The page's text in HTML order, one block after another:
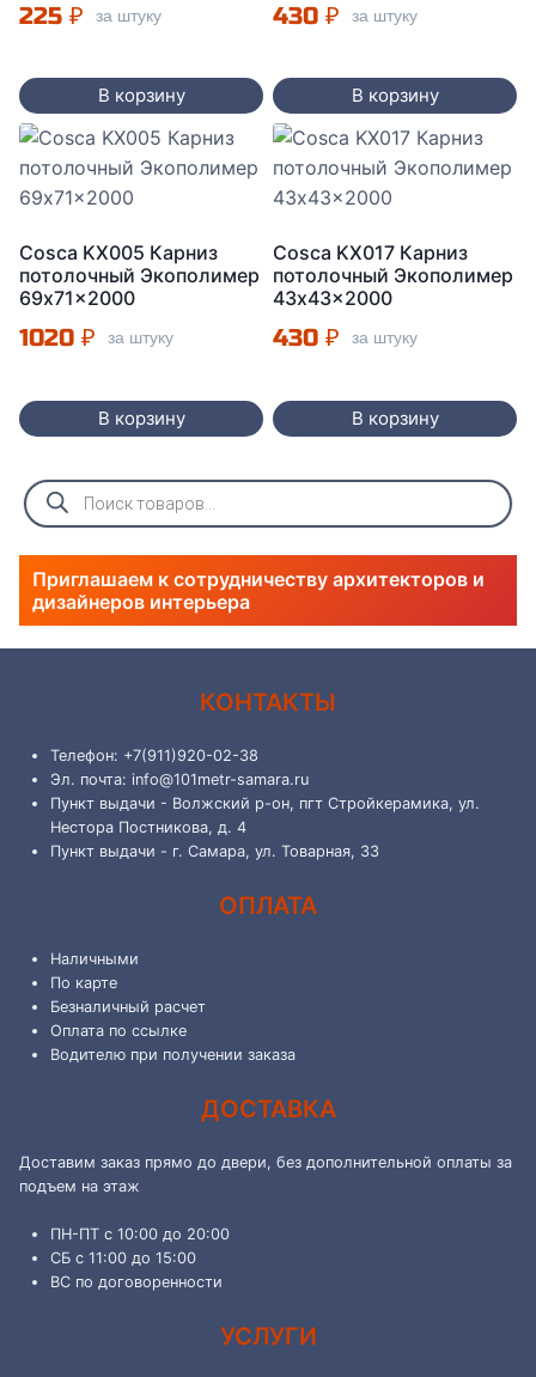
225 ₽ за штуку
В корзину
430 ₽ за штуку
В корзину
Cosca KX005 Карниз
потолочный Экополимер
69x71x2000
1020 ₽ за штуку
В корзину
Cosca KX017 Карниз
потолочный Экополимер
43x43x2000
430 ₽ за штуку
В корзину
Поиск
товаров
Приглашаем к сотрудничеству архитекторов и
дизайнеров интерьера
КОНТАКТЫ
Телефон: +7(911)920-02-38
Эл. почта: info@101metr-samara.ru
Пункт выдачи - Волжский р-он, пгт Стройкерамика, ул.
Нестора Постникова, д. 4
Пункт выдачи - г. Самара, ул. Товарная, 33
ОПЛАТА
Наличными
По карте
Безналичный расчет
Оплата по ссылке
Водителю при получении заказа
ДОСТАВКА
Доставим заказ прямо до двери, без дополнительной оплаты за
подъем на этаж
ПН-ПТ с 10:00 до 20:00
СБ с 11:00 до 15:00
ВС по договоренности
УСЛУГИ